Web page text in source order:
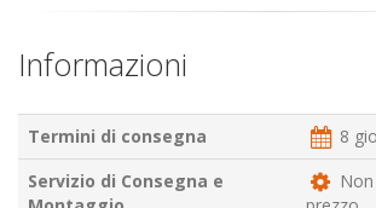
Informazioni
Termini di consegna
8
Servizio di Consegna e